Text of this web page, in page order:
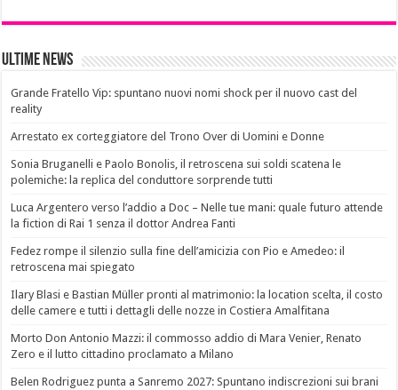
Ultime News
Grande Fratello Vip: spuntano nuovi nomi shock per il nuovo cast del
reality
Arrestato ex corteggiatore del Trono Over di Uomini e Donne
Sonia Bruganelli e Paolo Bonolis, il retroscena sui soldi scatena le
polemiche: la replica del conduttore sorprende tutti
Luca Argentero verso l’addio a Doc – Nelle tue mani: quale futuro attende
la fiction di Rai 1 senza il dottor Andrea Fanti
Fedez rompe il silenzio sulla fine dell’amicizia con Pio e Amedeo: il
retroscena mai spiegato
Ilary Blasi e Bastian Müller pronti al matrimonio: la location scelta, il costo
delle camere e tutti i dettagli delle nozze in Costiera Amalfitana
Morto Don Antonio Mazzi: il commosso addio di Mara Venier, Renato
Zero e il lutto cittadino proclamato a Milano
Belen Rodriguez punta a Sanremo 2027: Spuntano indiscrezioni sui brani